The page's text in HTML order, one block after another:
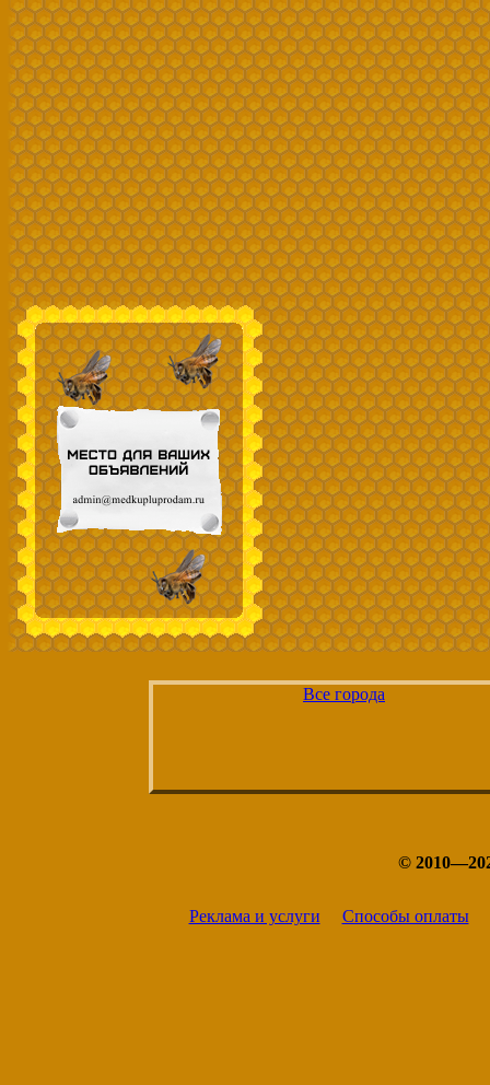
Все города
©
Реклама и услуги Способы оплаты